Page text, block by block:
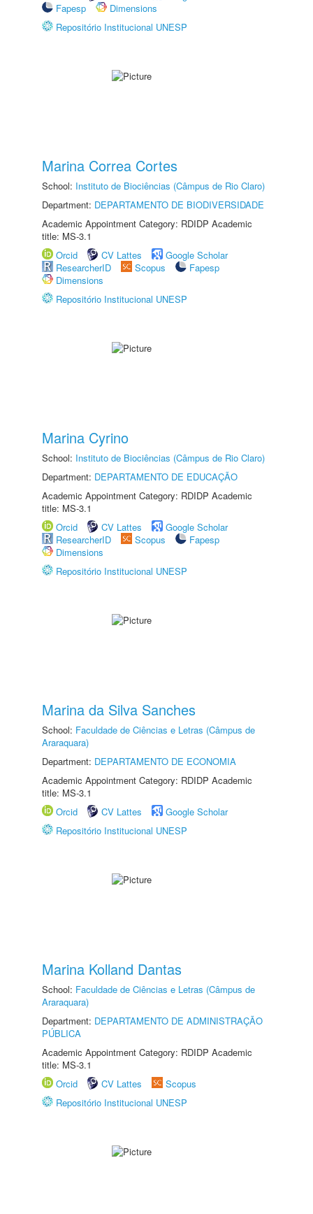
Fapesp
Dimensions
Repositório Institucional UNESP
Marina Correa Cortes
School: Instituto de Biociências (Câmpus de Rio Claro)
Department: DEPARTAMENTO DE BIODIVERSIDADE
Academic Appointment Category: RDIDP Academic
title: MS-3.1
Orcid
CV Lattes
Google Scholar
ResearcherID
Scopus
Fapesp
Dimensions
Repositório Institucional UNESP
Marina Cyrino
School: Instituto de Biociências (Câmpus de Rio Claro)
Department: DEPARTAMENTO DE EDUCAÇÃO
Academic Appointment Category: RDIDP Academic
title: MS-3.1
Orcid
CV Lattes
Google Scholar
ResearcherID
Scopus
Fapesp
Dimensions
Repositório Institucional UNESP
Marina da Silva Sanches
School: Faculdade de Ciências e Letras (Câmpus de
Araraquara)
Department: DEPARTAMENTO DE ECONOMIA
Academic Appointment Category: RDIDP Academic
title: MS-3.1
Orcid
CV Lattes
Google Scholar
Repositório Institucional UNESP
Marina Kolland Dantas
School: Faculdade de Ciências e Letras (Câmpus de
Araraquara)
Department: DEPARTAMENTO DE ADMINISTRAÇÃO
PÚBLICA
Academic Appointment Category: RDIDP Academic
title: MS-3.1
Orcid
CV Lattes
Scopus
Repositório Institucional UNESP